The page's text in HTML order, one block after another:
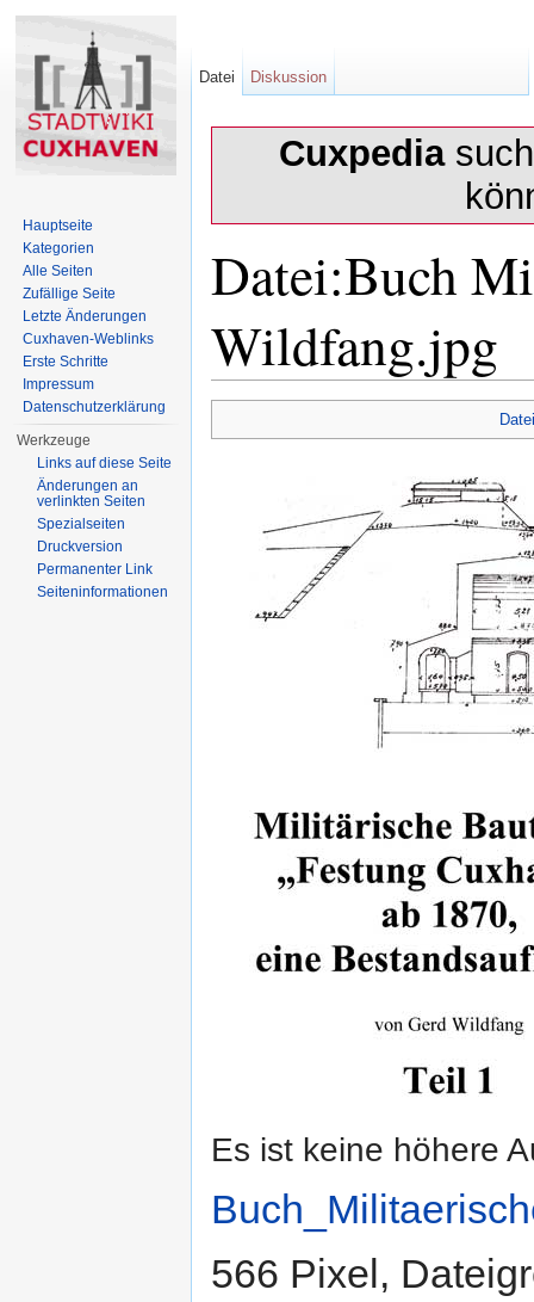
Cuxpedia
Datei:Buch
Wildfang.jpg
Es ist keine höhere
566 Pixel,
Datei Diskussion
Hauptseite
Kategorien
Alle Seiten
Zufällige Seite
Letzte Änderungen
Cuxhaven-Weblinks
Erste Schritte
Impressum
Datenschutzerklärung
Werkzeuge
Links auf diese Seite
Änderungen an
verlinkten Seiten
Spezialseiten
Druckversion
Permanenter Link
Seiten­informationen